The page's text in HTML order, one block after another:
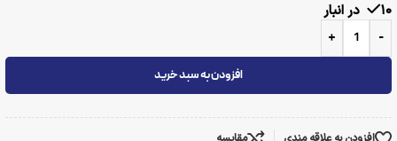
10 در انبار
-
+
افزودن به سبد خرید